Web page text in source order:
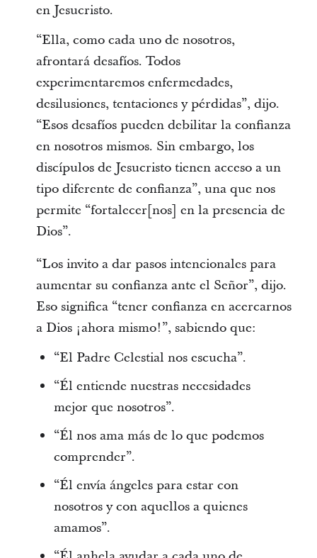
en Jesucristo.
“Ella, como cada uno de nosotros,
afrontará desafíos. Todos
experimentaremos enfermedades,
desilusiones, tentaciones y pérdidas”, dijo.
“Esos desafíos pueden debilitar la confianza
en nosotros mismos. Sin embargo, los
discípulos de Jesucristo tienen acceso a un
tipo diferente de confianza”, una que nos
permite “fortalecer[nos] en la presencia de
Dios”.
“Los invito a dar pasos intencionales para
aumentar su confianza ante el Señor”, dijo.
Eso significa “tener confianza en acercarnos
a Dios ¡ahora mismo!”, sabiendo que:
“El Padre Celestial nos escucha”.
“Él entiende nuestras necesidades
mejor que nosotros”.
“Él nos ama más de lo que podemos
comprender”.
“Él envía ángeles para estar con
nosotros y con aquellos a quienes
amamos”.